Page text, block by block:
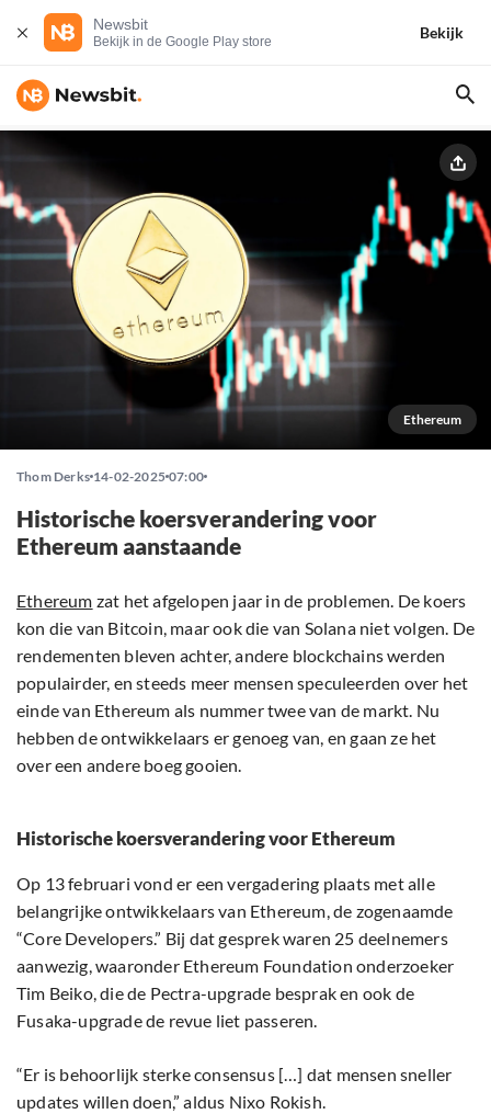
Newsbit
Bekijk in de Google Play store
Bekijk
Ethereum
Thom Derks 14-02-2025 07:00
Historische koersverandering voor
Ethereum aanstaande
Ethereum zat het afgelopen jaar in de problemen. De koers
kon die van Bitcoin, maar ook die van Solana niet volgen. De
rendementen bleven achter, andere blockchains werden
populairder, en steeds meer mensen speculeerden over het
einde van Ethereum als nummer twee van de markt. Nu
hebben de ontwikkelaars er genoeg van, en gaan ze het
over een andere boeg gooien.
Historische koersverandering voor Ethereum
Op 13 februari vond er een vergadering plaats met alle
belangrijke ontwikkelaars van Ethereum, de zogenaamde
“Core Developers.” Bij dat gesprek waren 25 deelnemers
aanwezig, waaronder Ethereum Foundation onderzoeker
Tim Beiko, die de Pectra-upgrade besprak en ook de
Fusaka-upgrade de revue liet passeren.
“Er is behoorlijk sterke consensus […] dat mensen sneller
updates willen doen,” aldus Nixo Rokish.